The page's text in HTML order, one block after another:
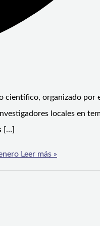
científico, organizado por
locales en
[…]
Leer más »